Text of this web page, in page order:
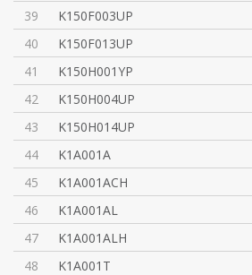
39
K150F003UP
40
K150F013UP
41
K150H001YP
42
K150H004UP
43
K150H014UP
44
K1A001A
45
K1A001ACH
46
K1A001AL
47
K1A001ALH
48
K1A001T